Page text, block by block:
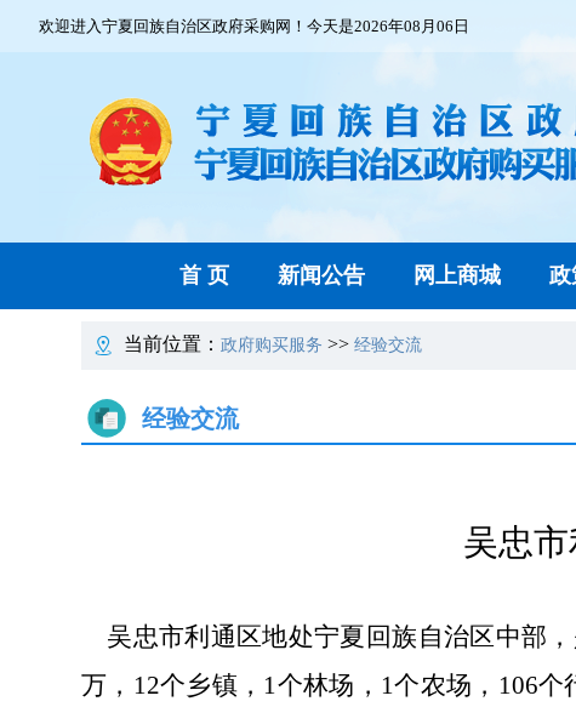
欢迎进入宁夏回族自治区政府采购网！今天是2026年08月06日
首 页 新闻公告 网上商城 政
当前位置： 政府购买服务 >> 经验交流
经验交流
吴忠
吴忠市利通区地处宁夏回族自治区中部
万， 12个乡镇， 1个林场， 1个农场， 106个